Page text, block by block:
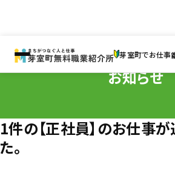
芽室町でお仕事
お知らせ
1件の【正社員】のお仕事
た。